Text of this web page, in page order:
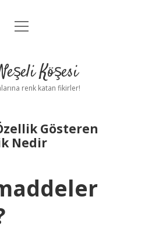
Anasayfa
Uyarı
menüyü
Köşesi
renk katan fikirler!
Gösteren
Nedir